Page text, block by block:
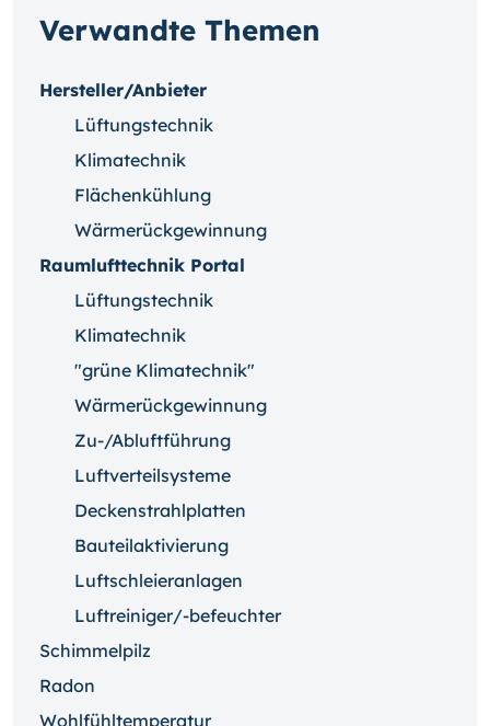
Verwandte Themen
Hersteller/Anbieter
Lüftungstechnik
Klimatechnik
Flächenkühlung
Wärmerückgewinnung
Raumlufttechnik Portal
Lüftungstechnik
Klimatechnik
"grüne Klimatechnik"
Wärmerückgewinnung
Zu-/Abluftführung
Luftverteilsysteme
Deckenstrahlplatten
Bauteilaktivierung
Luftschleieranlagen
Luftreiniger/-befeuchter
Schimmelpilz
Radon
Wohlfühltemperatur